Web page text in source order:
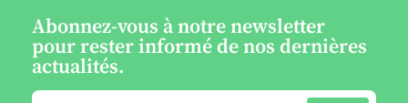
Abonnez-vous à notre newsletter
pour rester informé de nos dernières
actualités.